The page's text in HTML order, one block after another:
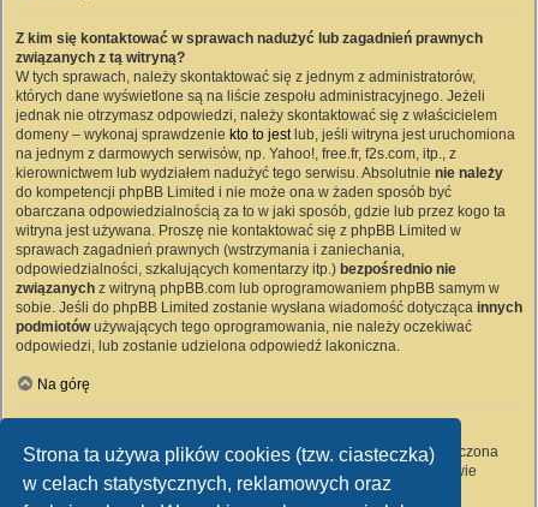
Strona ta używa plików cookies (tzw. ciasteczka)
w celach statystycznych, reklamowych oraz
Z kim się kontaktować w sprawach nadużyć lub zagadnień prawnych
związanych z tą witryną?
W tych sprawach, należy skontaktować się z jednym z administratorów,
których dane wyświetlone są na liście zespołu administracyjnego. Jeżeli
jednak nie otrzymasz odpowiedzi, należy skontaktować się z właścicielem
domeny – wykonaj sprawdzenie kto to jestlub, jeśli witryna jest uruchomiona
na jednym z darmowych serwisów, np. Yahoo!, free.fr, f2s.com, itp., z
kierownictwem lub wydziałem nadużyć tego serwisu. Absolutnie nie należy
do kompetencji phpBB Limited i nie może ona w żaden sposób być
obarczana odpowiedzialnością za to w jaki sposób, gdzie lub przez kogo ta
witryna jest używana. Proszę nie kontaktować się z phpBB Limited w
sprawach zagadnień prawnych (wstrzymania i zaniechania,
odpowiedzialności, szkalujących komentarzy itp.) bezpośrednio nie
związanych z witryną phpBB.com lub oprogramowaniem phpBB samym w
sobie. Jeśli do phpBB Limited zostanie wysłana wiadomość dotycząca innych
podmiotówużywających tego oprogramowania, nie należy oczekiwać
odpowiedzi, lub zostanie udzielona odpowiedź lakoniczna.
Na górę
Wszyscy użytkownicy witryny mogą używać – jeśli funkcja ta jest włączona
przez administratora witryny – formularza „Kontakt z nami”. Członkowie
witryny mogą także używać odnośnika „Zespół administracyjny”.